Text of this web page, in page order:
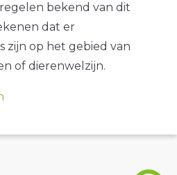
bekend van dit
dat er
zijn op het gebied van
of dierenwelzijn.